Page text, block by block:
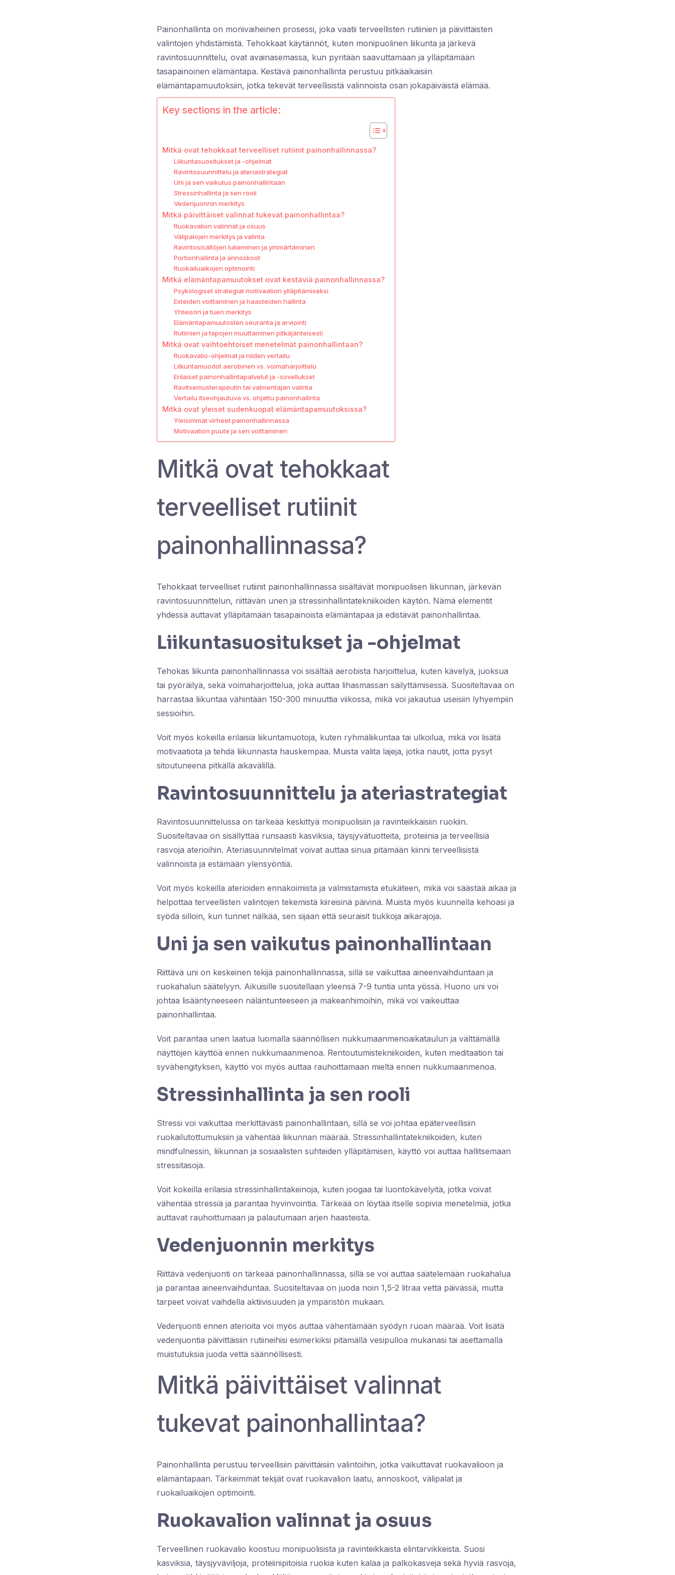
Painonhallinta on monivaiheinen prosessi, joka vaatii terveellisten rutiinien ja päivittäisten
valintojen yhdistämistä. Tehokkaat käytännöt, kuten monipuolinen liikunta ja järkevä
ravintosuunnittelu, ovat avainasemassa, kun pyritään saavuttamaan ja ylläpitämään
tasapainoinen elämäntapa. Kestävä painonhallinta perustuu pitkäaikaisiin
elämäntapamuutoksiin, jotka tekevät terveellisistä valinnoista osan jokapäiväistä elämää.
Key sections in the article:
Mitkä ovat tehokkaat terveelliset rutiinit painonhallinnassa?
Liikuntasuositukset ja -ohjelmat
Ravintosuunnittelu ja ateriastrategiat
Uni ja sen vaikutus painonhallintaan
Stressinhallinta ja sen rooli
Vedenjuonnin merkitys
Mitkä päivittäiset valinnat tukevat painonhallintaa?
Ruokavalion valinnat ja osuus
Välipalojen merkitys ja valinta
Ravintosisältöjen lukeminen ja ymmärtäminen
Portionhallinta ja annoskoot
Ruokailuaikojen optimointi
Mitkä elämäntapamuutokset ovat kestäviä painonhallinnassa?
Psykologiset strategiat motivaation ylläpitämiseksi
Esteiden voittaminen ja haasteiden hallinta
Yhteisön ja tuen merkitys
Elämäntapamuutosten seuranta ja arviointi
Rutiinien ja tapojen muuttaminen pitkäjänteisesti
Mitkä ovat vaihtoehtoiset menetelmät painonhallintaan?
Ruokavalio-ohjelmat ja niiden vertailu
Liikuntamuodot aerobinen vs. voimaharjoittelu
Erilaiset painonhallintapalvelut ja -sovellukset
Ravitsemusterapeutin tai valmentajan valinta
Vertailu itseohjautuva vs. ohjattu painonhallinta
Mitkä ovat yleiset sudenkuopat elämäntapamuutoksissa?
Yleisimmät virheet painonhallinnassa
Motivaation puute ja sen voittaminen
Mitkä ovat tehokkaat
terveelliset rutiinit
painonhallinnassa?
Tehokkaat terveelliset rutiinit painonhallinnassa sisältävät monipuolisen liikunnan, järkevän
ravintosuunnittelun, riittävän unen ja stressinhallintatekniikoiden käytön. Nämä elementit
yhdessä auttavat ylläpitämään tasapainoista elämäntapaa ja edistävät painonhallintaa.
Liikuntasuositukset ja -ohjelmat
Tehokas liikunta painonhallinnassa voi sisältää aerobista harjoittelua, kuten kävelyä, juoksua
tai pyöräilyä, sekä voimaharjoittelua, joka auttaa lihasmassan säilyttämisessä. Suositeltavaa on
harrastaa liikuntaa vähintään 150-300 minuuttia viikossa, mikä voi jakautua useisiin lyhyempiin
sessioihin.
Voit myös kokeilla erilaisia liikuntamuotoja, kuten ryhmäliikuntaa tai ulkoilua, mikä voi lisätä
motivaatiota ja tehdä liikunnasta hauskempaa. Muista valita lajeja, jotka nautit, jotta pysyt
sitoutuneena pitkällä aikavälillä.
Ravintosuunnittelu ja ateriastrategiat
Ravintosuunnittelussa on tärkeää keskittyä monipuolisiin ja ravinteikkaisiin ruokiin.
Suositeltavaa on sisällyttää runsaasti kasviksia, täysjyvätuotteita, proteiinia ja terveellisiä
rasvoja aterioihin. Ateriasuunnitelmat voivat auttaa sinua pitämään kiinni terveellisistä
valinnoista ja estämään ylensyöntiä.
Voit myös kokeilla aterioiden ennakoimista ja valmistamista etukäteen, mikä voi säästää aikaa ja
helpottaa terveellisten valintojen tekemistä kiireisinä päivinä. Muista myös kuunnella kehoasi ja
syödä silloin, kun tunnet nälkää, sen sijaan että seuraisit tiukkoja aikarajoja.
Uni ja sen vaikutus painonhallintaan
Riittävä uni on keskeinen tekijä painonhallinnassa, sillä se vaikuttaa aineenvaihduntaan ja
ruokahalun säätelyyn. Aikuisille suositellaan yleensä 7-9 tuntia unta yössä. Huono uni voi
johtaa lisääntyneeseen näläntunteeseen ja makeanhimoihin, mikä voi vaikeuttaa
painonhallintaa.
Voit parantaa unen laatua luomalla säännöllisen nukkumaanmenoaikataulun ja välttämällä
näyttöjen käyttöä ennen nukkumaanmenoa. Rentoutumistekniikoiden, kuten meditaation tai
syvähengityksen, käyttö voi myös auttaa rauhoittamaan mieltä ennen nukkumaanmenoa.
Stressinhallinta ja sen rooli
Stressi voi vaikuttaa merkittävästi painonhallintaan, sillä se voi johtaa epäterveellisiin
ruokailutottumuksiin ja vähentää liikunnan määrää. Stressinhallintatekniikoiden, kuten
mindfulnessin, liikunnan ja sosiaalisten suhteiden ylläpitämisen, käyttö voi auttaa hallitsemaan
stressitasoja.
Voit kokeilla erilaisia stressinhallintakeinoja, kuten joogaa tai luontokävelyitä, jotka voivat
vähentää stressiä ja parantaa hyvinvointia. Tärkeää on löytää itselle sopivia menetelmiä, jotka
auttavat rauhoittumaan ja palautumaan arjen haasteista.
Vedenjuonnin merkitys
Riittävä vedenjuonti on tärkeää painonhallinnassa, sillä se voi auttaa säätelemään ruokahalua
ja parantaa aineenvaihduntaa. Suositeltavaa on juoda noin 1,5-2 litraa vettä päivässä, mutta
tarpeet voivat vaihdella aktiivisuuden ja ympäristön mukaan.
Vedenjuonti ennen aterioita voi myös auttaa vähentämään syödyn ruoan määrää. Voit lisätä
vedenjuontia päivittäisiin rutiineihisi esimerkiksi pitämällä vesipulloa mukanasi tai asettamalla
muistutuksia juoda vettä säännöllisesti.
Mitkä päivittäiset valinnat
tukevat painonhallintaa?
Painonhallinta perustuu terveellisiin päivittäisiin valintoihin, jotka vaikuttavat ruokavalioon ja
elämäntapaan. Tärkeimmät tekijät ovat ruokavalion laatu, annoskoot, välipalat ja
ruokailuaikojen optimointi.
Ruokavalion valinnat ja osuus
Terveellinen ruokavalio koostuu monipuolisista ja ravinteikkaista elintarvikkeista. Suosi
kasviksia, täysjyväviljoja, proteiinipitoisia ruokia kuten kalaa ja palkokasveja sekä hyviä rasvoja,